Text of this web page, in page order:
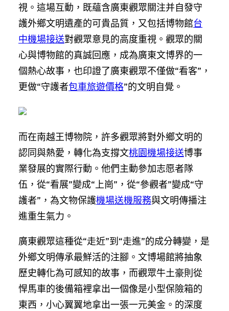
視。這場互動，既蘊含廣東觀眾關注并自發守
護外鄉文明遺產的可貴品質，又包括博物館台
中機場接送對觀眾意見的高度重視。觀眾的關
心與博物館的真誠回應，成為廣東文博界的一
個熱心故事，也印證了廣東觀眾不僅做“看客”，
更做“守護者包車旅遊價格”的文明自覺。
而在南越王博物院，許多觀眾將對外鄉文明的
認同與熱愛，轉化為支撐文桃園機場接送博事
業發展的實際行動。他們主動參加志愿者隊
伍，從“看展”變成“上崗”，從“參觀者”變成“守
護者”，為文物保護機場送機服務與文明傳播注
進重生氣力。
廣東觀眾這種從“走近”到“走進”的成分轉變，是
外鄉文明傳承最鮮活的注腳。文博場館將抽象
歷史轉化為可感知的故事，而觀眾牛土豪則從
悍馬車的後備箱裡拿出一個像是小型保險箱的
東西，小心翼翼地拿出一張一元美金。的深度